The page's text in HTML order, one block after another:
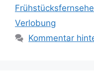
Verlobung
Kommentar